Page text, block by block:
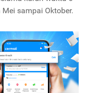
sampai Oktober.